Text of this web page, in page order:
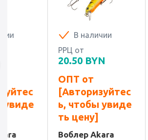
[Авторизуйтес
ь, чтобы увиде
Воблер Akara
20.50
ь, чтобы
Воблер